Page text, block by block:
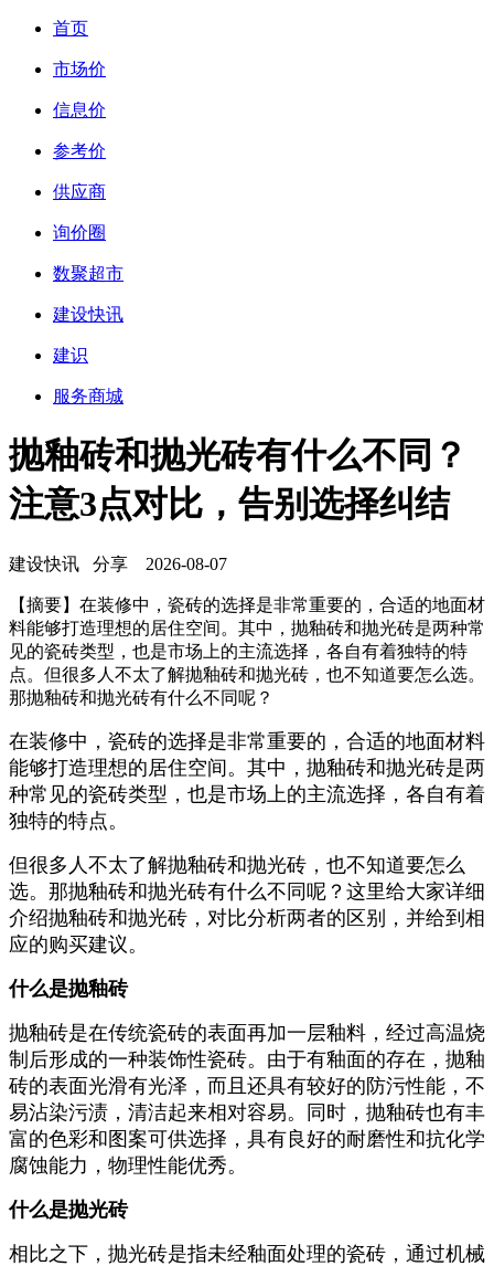
首页
市场价
信息价
参考价
供应商
询价圈
数聚超市
建设快讯
建识
服务商城
抛釉砖和抛光砖有什么不同？
注意3点对比，告别选择纠结
建设快讯 分享 2026-08-07
【摘要】在装修中，瓷砖的选择是非常重要的，合适的地面材
料能够打造理想的居住空间。其中，抛釉砖和抛光砖是两种常
见的瓷砖类型，也是市场上的主流选择，各自有着独特的特
点。但很多人不太了解抛釉砖和抛光砖，也不知道要怎么选。
那抛釉砖和抛光砖有什么不同呢？
在装修中，瓷砖的选择是非常重要的，合适的地面材料
能够打造理想的居住空间。其中，抛釉砖和抛光砖是两
种常见的瓷砖类型，也是市场上的主流选择，各自有着
独特的特点。
但很多人不太了解抛釉砖和抛光砖，也不知道要怎么
选。那抛釉砖和抛光砖有什么不同呢？这里给大家详细
介绍抛釉砖和抛光砖，对比分析两者的区别，并给到相
应的购买建议。
什么是抛釉砖
抛釉砖是在传统瓷砖的表面再加一层釉料，经过高温烧
制后形成的一种装饰性瓷砖。由于有釉面的存在，抛釉
砖的表面光滑有光泽，而且还具有较好的防污性能，不
易沾染污渍，清洁起来相对容易。同时，抛釉砖也有丰
富的色彩和图案可供选择，具有良好的耐磨性和抗化学
腐蚀能力，物理性能优秀。
什么是抛光砖
相比之下，抛光砖是指未经釉面处理的瓷砖，通过机械